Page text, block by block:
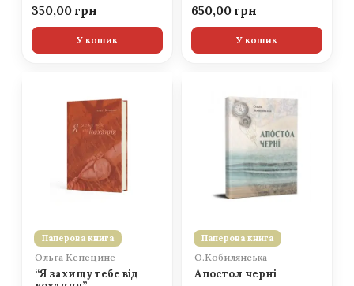
350,00
У кошик
650,00
У кошик
Паперова книга
Ольга Кепецине
“Я захищу тебе від
Паперова книга
О.Кобилянська
Апостол черні